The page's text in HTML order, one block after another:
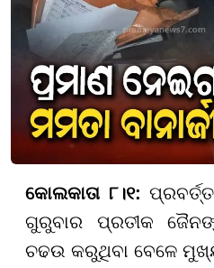
କୋଲକାତା ୮।୧:
ଗୁରୁବାର ପ୍ରତୀକ
ଚଢଉ କରୁଥିବା ବେଳେ